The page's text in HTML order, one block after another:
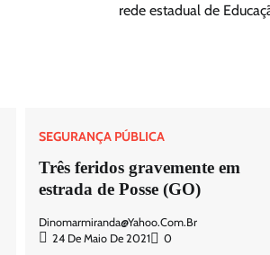
rede estadual de
SEGURANÇA PÚBLICA
Três feridos gravemente em
estrada de Posse (GO)
Dinomarmiranda@yahoo.com.br
24 De Maio De 2021
0